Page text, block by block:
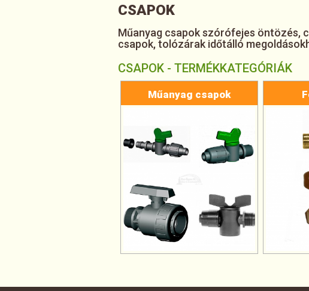
CSAPOK
Műanyag csapok szórófejes öntözés,
csapok, tolózárak időtálló
CSAPOK - TERMÉKKATEGÓRIÁK
Műanyag csapok